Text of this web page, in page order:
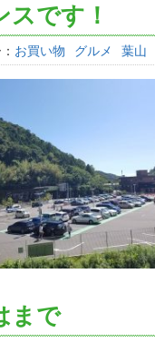
スです！
お買い物 グルメ 葉山
まで